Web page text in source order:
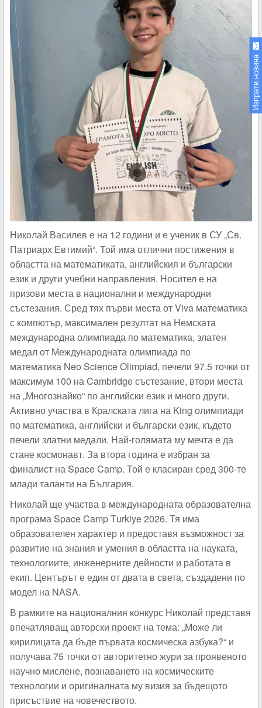
Николай Василев е на 12 години и е ученик в СУ „Св.
Патриарх Евтимий“. Той има отлични постижения в
областта на математиката, английския и български
език и други учебни направления. Носител е на
призови места в национални и международни
състезания. Сред тях първи места отViva математика
с компютър, максимален резултат на Немската
международна олимпиада по математика, златен
медал от Международната олимпиада по
математика Neo ScienceOlimpiad, печели 97.5 точки от
максимум 100 наCambridgeсъстезание, втори места
на „Многознайко“ по английски език и много други.
Активно участва в Кралската лига на King олимпиади
по математика, английски и български език, където
печели златни медали. Най-голямата му мечта е да
стане космонавт. За втора година е избран за
финалист на Space Camp. Той е класиран сред 300-те
млади таланти на България.
Николай ще участва в международната образователна
програма SpaceCampТurkiye 2026. Тя има
образователен характер и предоставя възможност за
развитие на знания и умения в областта на науката,
технологиите, инженерните дейности и работата в
екип. Центърът е един от двата в света, създадени по
модел на NASA.
В рамките на националния конкурс Николай представя
впечатляващ авторски проект на тема: „Може ли
кирилицата да бъде първата космическа азбука?“ и
получава 75 точки от авторитетно жури за проявеното
научно мислене, познаването на космическите
технологии и оригиналната му визия за бъдещото
присъствие на човечеството.
Изпрати новина